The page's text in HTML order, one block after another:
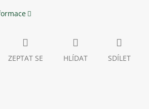
ZEPTAT SE HLÍDAT SDÍLET